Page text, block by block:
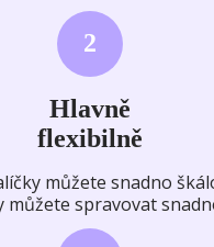
2
Hlavně
flexibilně
můžete snadno
můžete spravovat